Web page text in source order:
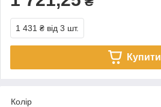
1 431 ₴ від 3 шт.
Купити
Колір